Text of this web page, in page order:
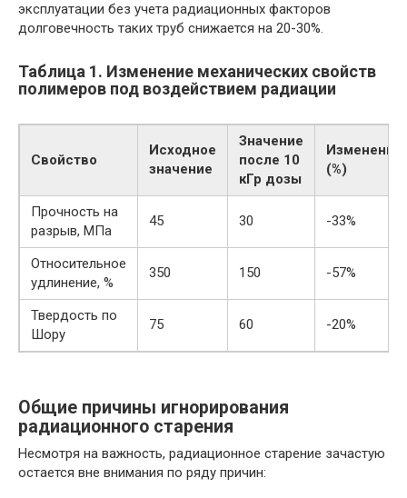
эксплуатации без учета радиационных факторов
долговечность таких труб снижается на 20-30%.
Таблица 1. Изменение механических свойств
полимеров под воздействием радиации
Свойство
Исходное
значение
Значение
после 10
кГр дозы
Изменение
(%)
Прочность на
разрыв, МПа
45 30 -33%
Относительное
удлинение, %
350 150 -57%
Твердость по
Шору
75 60 -20%
Общие причины игнорирования
радиационного старения
Несмотря на важность, радиационное старение зачастую
остается вне внимания по ряду причин: